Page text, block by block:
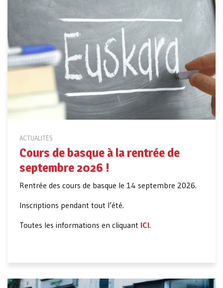
ACTUALITÉS
Cours de basque à la rentrée de
septembre 2026 !
Rentrée des cours de basque le 14 septembre 2026.
Inscriptions pendant tout l’été.
Toutes les informations en cliquant ICI.